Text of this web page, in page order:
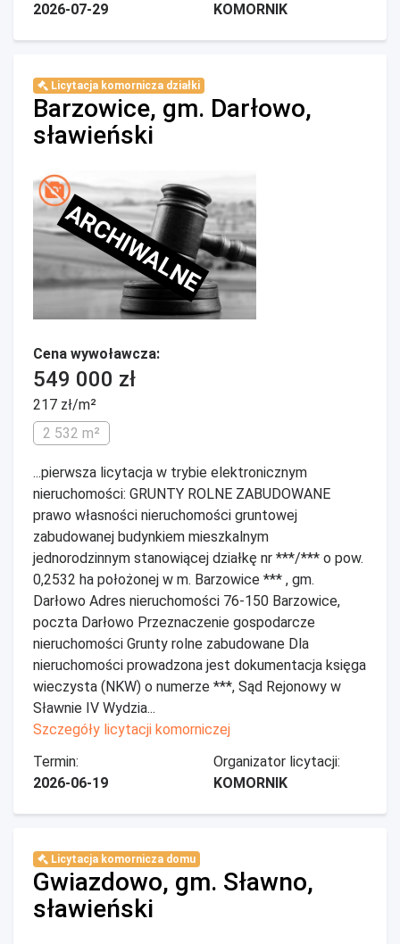
2026-07-29
KOMORNIK
Licytacja komornicza działki
Barzowice, gm. Darłowo,
sławieński
ARCHIWALNE
Cena wywoławcza:
549 000 zł
217 zł/m²
2 532 m²
...pierwsza licytacja w trybie elektronicznym
nieruchomości: GRUNTY ROLNE ZABUDOWANE
prawo własności nieruchomości gruntowej
zabudowanej budynkiem mieszkalnym
jednorodzinnym stanowiącej działkę nr ***/*** o pow.
0,2532 ha położonej w m. Barzowice *** , gm.
Darłowo Adres nieruchomości 76-150 Barzowice,
poczta Darłowo Przeznaczenie gospodarcze
nieruchomości Grunty rolne zabudowane Dla
nieruchomości prowadzona jest dokumentacja księga
wieczysta (NKW) o numerze ***, Sąd Rejonowy w
Sławnie IV Wydzia...
Szczegóły licytacji komorniczej
Termin:
2026-06-19
Organizator licytacji:
KOMORNIK
Licytacja komornicza domu
Gwiazdowo, gm. Sławno,
sławieński